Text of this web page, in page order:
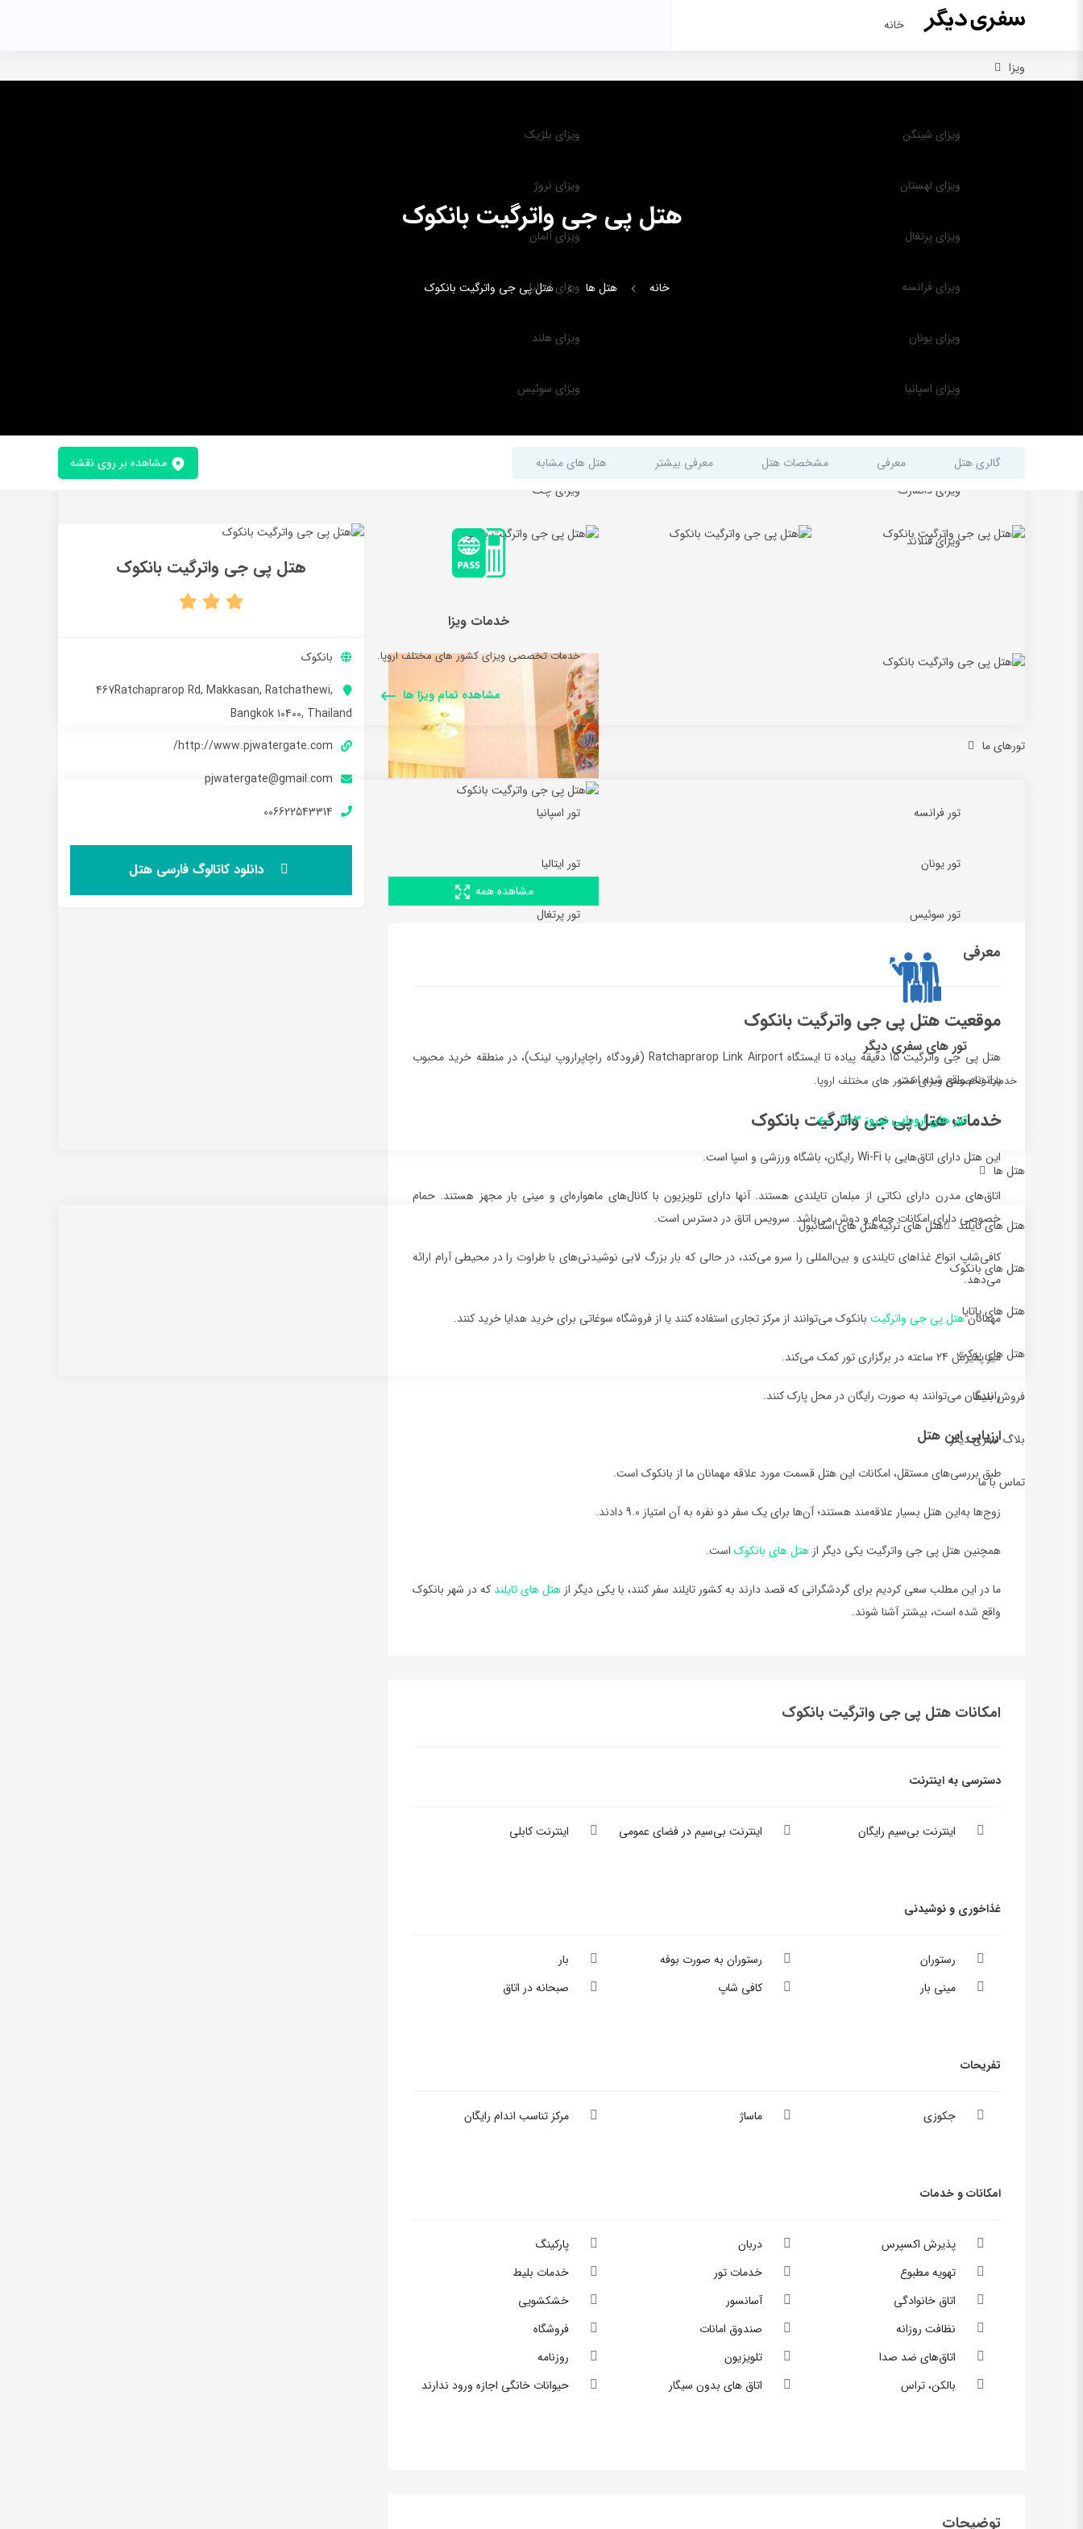
خانه
ویزا
ویزای شینگن ویزای بلژیک
ویزای لهستان ویزای نروژ
ویزای پرتغال ویزای آلمان
ویزای فرانسه ویزای ایتالیا
ویزای یونان ویزای هلند
ویزای اسپانیا ویزای سوئیس
ویزای مجارستان ویزای اتریش
ویزای دانمارک ویزای چک
ویزای فنلاند
خدمات ویزا
خدمات تخصصی ویزای کشور های مختلف اروپا.
مشاهده تمام ویزا ها
تورهای ما
تور فرانسه تور اسپانیا
تور یونان تور ایتالیا
تور سوئیس تور پرتغال
تور های سفری دیگر
خدمات تخصصی ویزای کشور های مختلف اروپا.
تور های اروپایی نوروز ۱۴۰۳
هتل ها
هتل های تایلند
هتل های بانکوک
هتل های پاتایا
هتل های پوکت
هتل های ترکیههتل های استانبول
فروش بلیط
بلاگ سفری دیگر
تماس با ما
خانه هتل ها هتل پی جی واترگیت بانکوک
هتل پی جی واترگیت بانکوک
گالری هتل معرفی مشخصات هتل معرفی بیشتر هتل های مشابه مشاهده بر روی نقشه
مشاهده همه
معرفی
موقعیت هتل پی جی واترگیت بانکوک
هتل پی جی واترگیت 15 دقیقه پیاده تا ایستگاه Ratchaprarop Link Airport (فرودگاه راچاپراروپ لینک)، در منطقه خرید محبوب
پراتونام واقع شده است.
خدمات هتل پی جی واترگیت بانکوک
این هتل دارای اتاق‌هایی با Wi-Fi رایگان، باشگاه ورزشی و اسپا است.
اتاق‌های مدرن دارای نکاتی از مبلمان تایلندی هستند. آنها دارای تلویزیون با کانال‌های ماهواره‌ای و مینی بار مجهز هستند. حمام
خصوصی دارای امکانات حمام و دوش می‌باشد. سرویس اتاق در دسترس است.
کافی‌شاپ انواع غذاهای تایلندی و بین‌المللی را سرو می‌کند، در حالی که بار بزرگ لابی نوشیدنی‌های با طراوت را در محیطی آرام ارائه
می‌دهد.
مهمانانهتل پی جی واترگیت بانکوک می‌توانند از مرکز تجاری استفاده کنند یا از فروشگاه سوغاتی برای خرید هدایا خرید کنند.
میز پذیرش 24 ساعته در برگزاری تور کمک می‌کند.
رانندگان می‌توانند به صورت رایگان در محل پارک کنند.
ارزیابی این هتل
طبق بررسی‌های مستقل، امکانات این هتل قسمت مورد علاقه مهمانان ما از بانکوک است.
زوج‌ها به‌این هتل بسیار علاقه‌مند هستند؛ آن‌ها برای یک سفر دو نفره به آن امتیاز 9.0 دادند.
همچنين هتل پی جی واترگیت يکي ديگر از هتل هاي بانکوک است.
ما در اين مطلب سعي کرديم براي گردشگراني که قصد دارند به کشور تایلند سفر کنند، با يکي ديگر از هتل هاي تایلند که در شهر بانکوک
واقع شده است، بيشتر آشنا شوند.
امکانات هتل پی جی واترگیت بانکوک
دسترسی به اینترنت
اینترنت بی‌سیم رایگان اینترنت بی‌سیم در فضای عمومی اینترنت کابلی
غذاخوری و نوشیدنی
رستوران رستوران به صورت بوفه
بار
مینی بار
کافی شاپ صبحانه در اتاق
تفریحات
جکوزی ماساژ مرکز تناسب اندام رایگان
امکانات و خدمات
پذیرش اکسپرس دربان
پارکینگ
تهویه مطبوع
خدمات تور
خدمات بلیط
اتاق خانوادگی
آسانسور
خشکشویی
نظافت روزانه
صندوق امانات
فروشگاه
اتاق‌های ضد صدا
تلویزیون
روزنامه
بالکن، تراس
اتاق های بدون سیگار حیوانات خانگی اجازه ورود ندارند
توضیحات
هتل پی جی واترگیت بانکوک
بانکوک
467Ratchaprarop Rd, Makkasan, Ratchathewi,
Bangkok 10400, Thailand
http://www.pjwatergate.com/
pjwatergate@gmail.com
006622543314
دانلود کاتالوگ فارسی هتل